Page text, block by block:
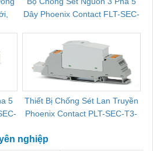
Dây Phoenix Contact FLT-SEC-
5
Thiết Bị Chống Sét Lan Truyền
Phoenix Contact PLT-SEC-T3-
nghiệp